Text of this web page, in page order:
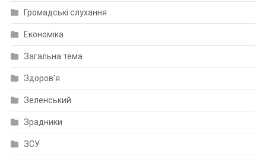
Громадські слухання
Економіка
Загальна тема
Здоров'я
Зеленський
Зрадники
ЗСУ